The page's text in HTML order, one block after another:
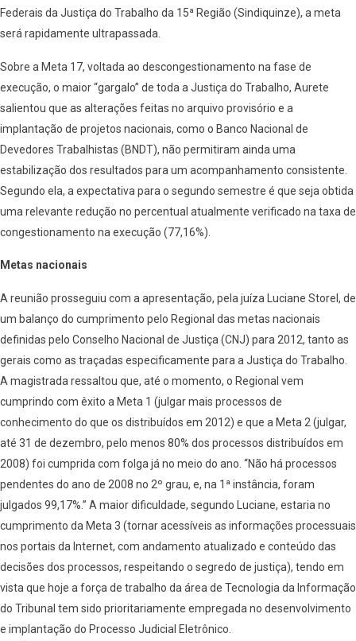
Federais da Justiça do Trabalho da 15ª Região (Sindiquinze), a meta
será rapidamente ultrapassada.
Sobre a Meta 17, voltada ao descongestionamento na fase de
execução, o maior “gargalo” de toda a Justiça do Trabalho, Aurete
salientou que as alterações feitas no arquivo provisório e a
implantação de projetos nacionais, como o Banco Nacional de
Devedores Trabalhistas (BNDT), não permitiram ainda uma
estabilização dos resultados para um acompanhamento consistente.
Segundo ela, a expectativa para o segundo semestre é que seja obtida
uma relevante redução no percentual atualmente verificado na taxa de
congestionamento na execução (77,16%).
Metas nacionais
A reunião prosseguiu com a apresentação, pela juíza Luciane Storel, de
um balanço do cumprimento pelo Regional das metas nacionais
definidas pelo Conselho Nacional de Justiça (CNJ) para 2012, tanto as
gerais como as traçadas especificamente para a Justiça do Trabalho.
A magistrada ressaltou que, até o momento, o Regional vem
cumprindo com êxito a Meta 1 (julgar mais processos de
conhecimento do que os distribuídos em 2012) e que a Meta 2 (julgar,
até 31 de dezembro, pelo menos 80% dos processos distribuídos em
2008) foi cumprida com folga já no meio do ano. “Não há processos
pendentes do ano de 2008 no 2º grau, e, na 1ª instância, foram
julgados 99,17%.” A maior dificuldade, segundo Luciane, estaria no
cumprimento da Meta 3 (tornar acessíveis as informações processuais
nos portais da Internet, com andamento atualizado e conteúdo das
decisões dos processos, respeitando o segredo de justiça), tendo em
vista que hoje a força de trabalho da área de Tecnologia da Informação
do Tribunal tem sido prioritariamente empregada no desenvolvimento
e implantação do Processo Judicial Eletrônico.